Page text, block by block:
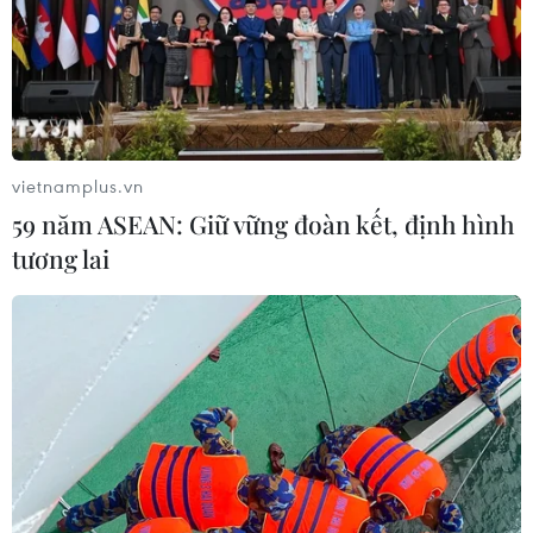
27/08/2015 10:05
Dù đánh giá rất cao về sức lan tỏa của cuộc vận động
"Người Việt Nam ưu tiên dùng hàng Việt Nam," nhưng
một định nghĩa chuẩn để phân biệt đâu là hàng "Made
in Việt Nam" vẫn còn thiếu câu trả lời.
vietnamplus.vn
59 năm ASEAN: Giữ vững đoàn kết, định hình
tương lai